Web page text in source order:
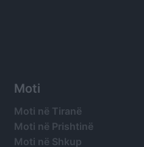
Moti
Moti në Tiranë
Moti në Prishtinë
Moti në Shkup